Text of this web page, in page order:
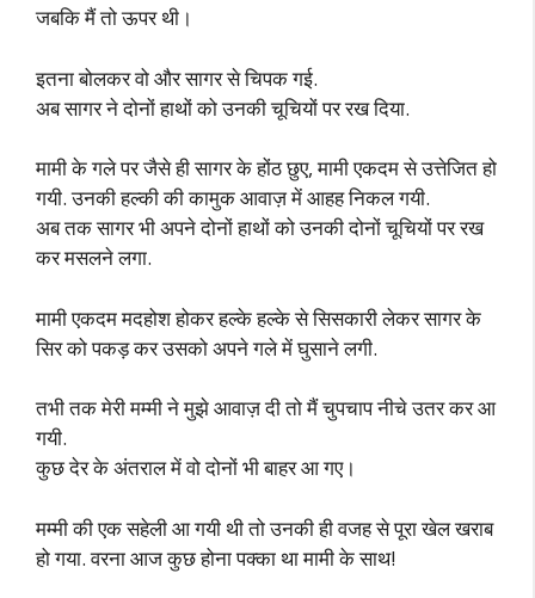
जबकि मैं तो ऊपर थी।
इतना बोलकर वो और सागर से चिपक गई.
अब सागर ने दोनों हाथों को उनकी चूचियों पर रख दिया.
मामी के गले पर जैसे ही सागर के होंठ छुए, मामी एकदम से उत्तेजित हो
गयी. उनकी हल्की की कामुक आवाज़ में आहह निकल गयी.
अब तक सागर भी अपने दोनों हाथों को उनकी दोनों चूचियों पर रख
कर मसलने लगा.
मामी एकदम मदहोश होकर हल्के हल्के से सिसकारी लेकर सागर के
सिर को पकड़ कर उसको अपने गले में घुसाने लगी.
तभी तक मेरी मम्मी ने मुझे आवाज़ दी तो मैं चुपचाप नीचे उतर कर आ
गयी.
कुछ देर के अंतराल में वो दोनों भी बाहर आ गए।
मम्मी की एक सहेली आ गयी थी तो उनकी ही वजह से पूरा खेल खराब
हो गया. वरना आज कुछ होना पक्का था मामी के साथ!